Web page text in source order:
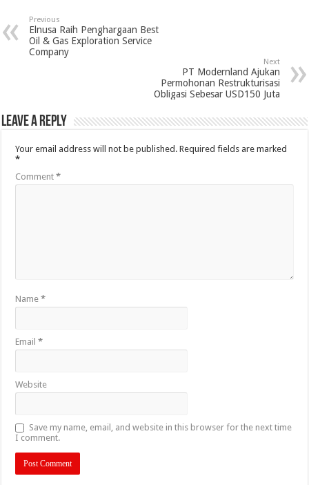
Previous
Elnusa Raih Penghargaan Best
Oil & Gas Exploration Service
Company
Next
PT Modernland Ajukan
Permohonan Restrukturisasi
Obligasi Sebesar USD150 Juta
Leave a Reply
Your email address will not be published. Required fields are marked
*
Comment*
Name*
Email*
Website
Save my name, email, and website in this browser for the next time
I comment.